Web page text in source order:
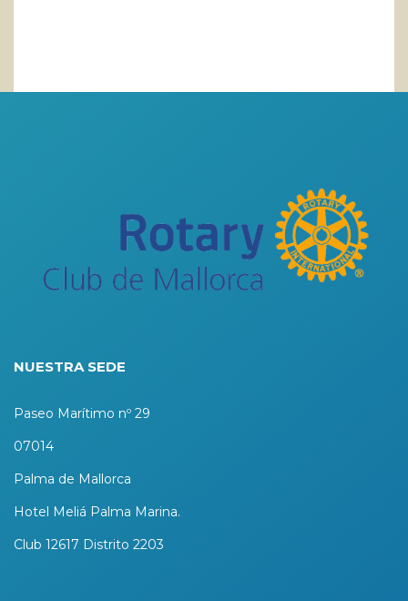
NUESTRA SEDE
Paseo Marítimo nº 29
07014
Palma de Mallorca
Hotel Meliá Palma Marina.
Club 12617 Distrito 2203